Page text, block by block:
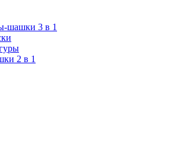
шашки 3 в 1
2 в 1